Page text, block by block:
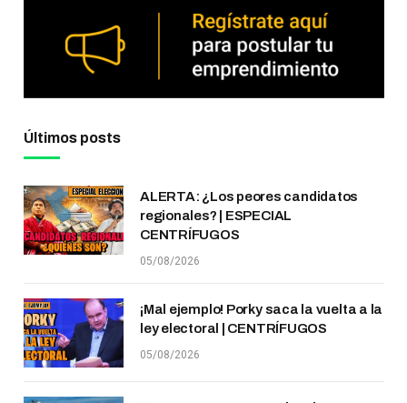
Últimos posts
ALERTA: ¿Los peores candidatos
regionales? | ESPECIAL
CENTRÍFUGOS
05/08/2026
¡Mal ejemplo! Porky saca la vuelta a la
ley electoral | CENTRÍFUGOS
05/08/2026